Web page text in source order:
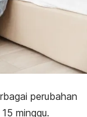
perubahan
minggu.